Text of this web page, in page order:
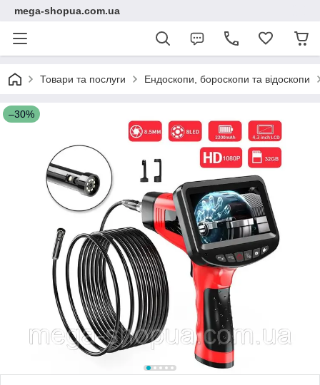
mega-shopua.com.ua
Товари та послуги Ендоскопи, бороскопи та відоскопи
–30%